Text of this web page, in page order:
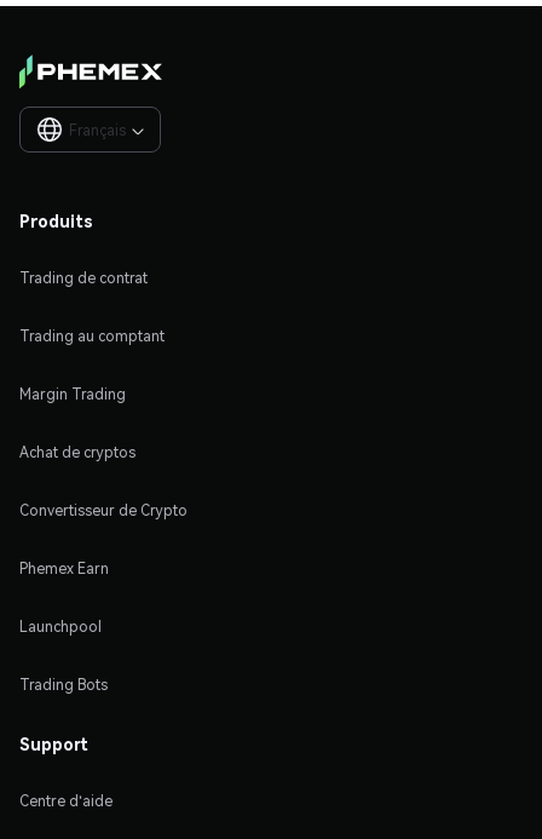
Français 
Produits
Trading de contrat
Trading au comptant
Margin Trading
Achat de cryptos
Convertisseur de Crypto
Phemex Earn
Launchpool
Trading Bots
Support
Centre d'aide